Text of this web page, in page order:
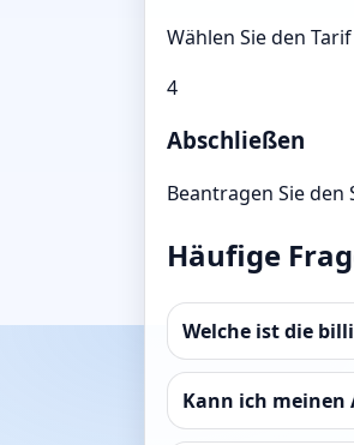
Wählen Sie den
4
Abschließen
Beantragen Sie
Häufige
Welche ist die
Kann ich meinen